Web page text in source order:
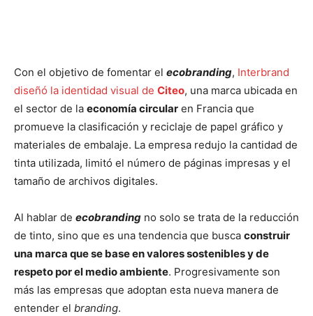
Con el objetivo de fomentar el ecobranding, Interbrand
diseñó la identidad visual de Citeo, una marca ubicada en
el sector de la economía circular en Francia que
promueve la clasificación y reciclaje de papel gráfico y
materiales de embalaje. La empresa redujo la cantidad de
tinta utilizada, limitó el número de páginas impresas y el
tamaño de archivos digitales.
Al hablar de ecobranding no solo se trata de la reducción
de tinto, sino que es una tendencia que busca construir
una marca que se base en valores sostenibles y de
respeto por el medio ambiente. Progresivamente son
más las empresas que adoptan esta nueva manera de
entender el branding.